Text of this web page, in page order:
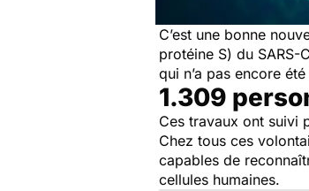
C’est une bonne
protéine S) du SARS-
qui n’a pas encore
1.309
Ces travaux ont suivi
Chez tous ces
capables de
cellules humaines.